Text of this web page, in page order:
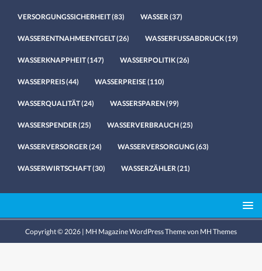
VERSORGUNGSSICHERHEIT(83) WASSER (37)
WASSERENTNAHMEENTGELT(26) WASSERFUSSABDRUCK(19)
WASSERKNAPPHEIT(147) WASSERPOLITIK(26)
WASSERPREIS(44) WASSERPREISE(110)
WASSERQUALITÄT(24) WASSERSPAREN(99)
WASSERSPENDER (25) WASSERVERBRAUCH(25)
WASSERVERSORGER (24) WASSERVERSORGUNG (63)
WASSERWIRTSCHAFT(30) WASSERZÄHLER (21)
Copyright © 2026 | MH Magazine WordPress Theme von MH Themes